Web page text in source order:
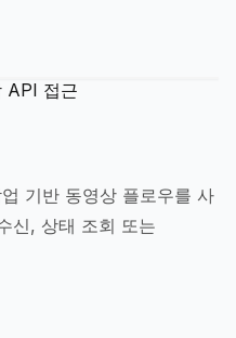
기반 동영상 플로우를 사
신, 상태 조회 또는